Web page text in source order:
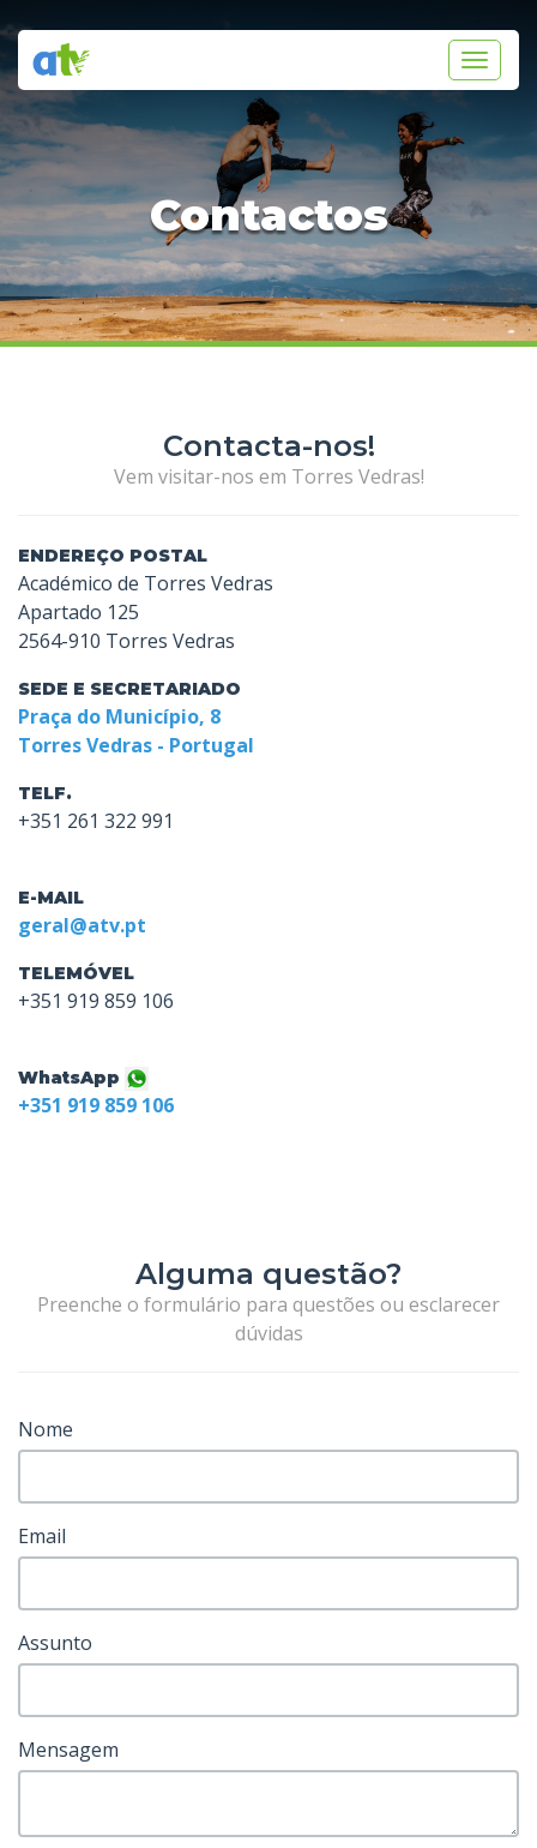
Toggle
Contactos
Contacta-nos!
Vem visitar-nos em Torres Vedras!
ENDEREÇO POSTAL
Académico de Torres Vedras
Apartado 125
2564-910 Torres Vedras
SEDE E SECRETARIADO
Praça do Município, 8
Torres Vedras - Portugal
TELF.
+351 261 322 991
E-MAIL
geral@atv.pt
TELEMÓVEL
+351 919 859 106
WhatsApp
+351 919 859 106
Alguma questão?
Preenche o formulário para questões ou esclarecer
dúvidas
Nome
Email
Assunto
Mensagem